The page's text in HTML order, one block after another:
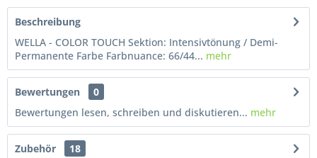
Beschreibung
WELLA - COLOR TOUCH Sektion: Intensivtönung / Demi-
Permanente Farbe Farbnuance: 66/44... mehr
Bewertungen
0
Bewertungen lesen, schreiben und diskutieren... mehr
Zubehör
18